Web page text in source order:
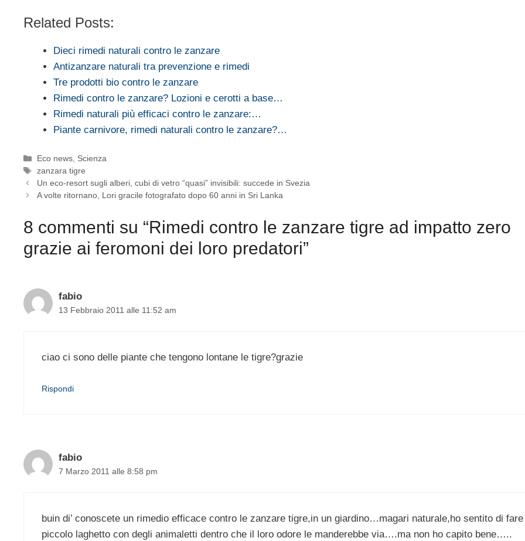
Related Posts:
Dieci rimedi naturali contro le zanzare
Antizanzare naturali tra prevenzione e rimedi
Tre prodotti bio contro le zanzare
Rimedi contro le zanzare? Lozioni e cerotti a base…
Rimedi naturali più efficaci contro le zanzare:…
Piante carnivore, rimedi naturali contro le zanzare?…
Categorie
Eco news, Scienza
Tag
zanzara tigre
Un eco-resort sugli alberi, cubi di vetro “quasi” invisibili: succede in Svezia
A volte ritornano, Lori gracile fotografato dopo 60 anni in Sri Lanka
8 commenti su “Rimedi contro le zanzare tigre ad impatto zero
grazie ai feromoni dei loro predatori”
fabio
13 Febbraio 2011 alle 11:52 am
ciao ci sono delle piante che tengono lontane le tigre?grazie
Rispondi
fabio
7 Marzo 2011 alle 8:58 pm
buin di’ conoscete un rimedio efficace contro le zanzare tigre,in un giardino…magari naturale,ho sentito di fare
piccolo laghetto con degli animaletti dentro che il loro odore le manderebbe via….ma non ho capito bene…..